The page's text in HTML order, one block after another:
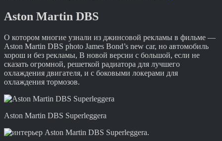
Aston Martin DBS
О котором многие узнали из джинсовой рекламы в фильме —
Aston Martin DBS photo James Bond’s new car, но автомобиль
хорош и без рекламы, В новой версии с большой, если не
сказать огромной, решеткой радиатора для лучшего
охлаждения двигателя, и с боковыми локерами для
охлаждения тормозов.
Aston Martin DBS Superleggera